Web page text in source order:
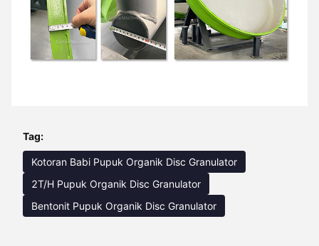
Tag:
Kotoran Babi Pupuk Organik Disc Granulator
2T/H Pupuk Organik Disc Granulator
Bentonit Pupuk Organik Disc Granulator